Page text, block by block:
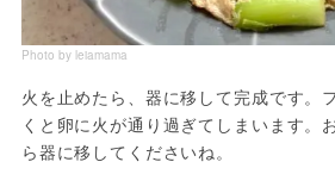
Photo by leiamama
火を止めたら、器に移して完成です。
くと卵に火が通り過ぎてしまいます。
ら器に移してくださいね。